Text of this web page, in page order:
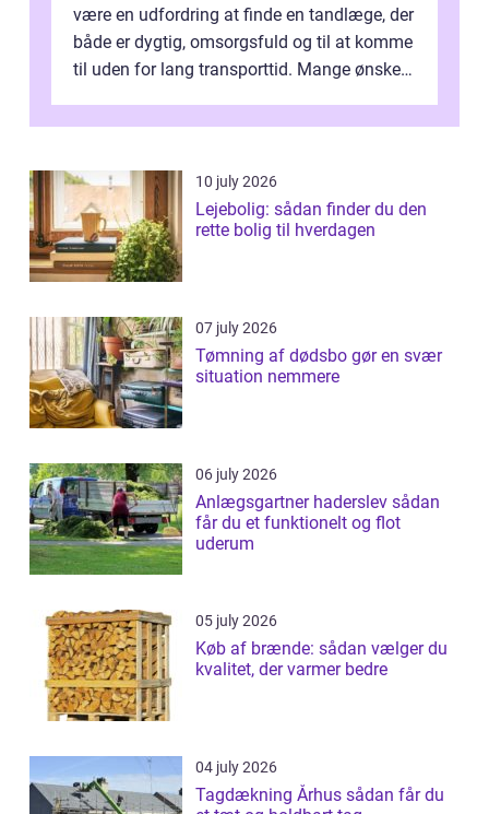
være en udfordring at finde en tandlæge, der
både er dygtig, omsorgsfuld og til at komme
til uden for lang transporttid. Mange ønsker
10 july 2026
Lejebolig: sådan finder du den
rette bolig til hverdagen
07 july 2026
Tømning af dødsbo gør en svær
situation nemmere
06 july 2026
Anlægsgartner haderslev sådan
får du et funktionelt og flot
uderum
05 july 2026
Køb af brænde: sådan vælger du
kvalitet, der varmer bedre
04 july 2026
Tagdækning Århus sådan får du